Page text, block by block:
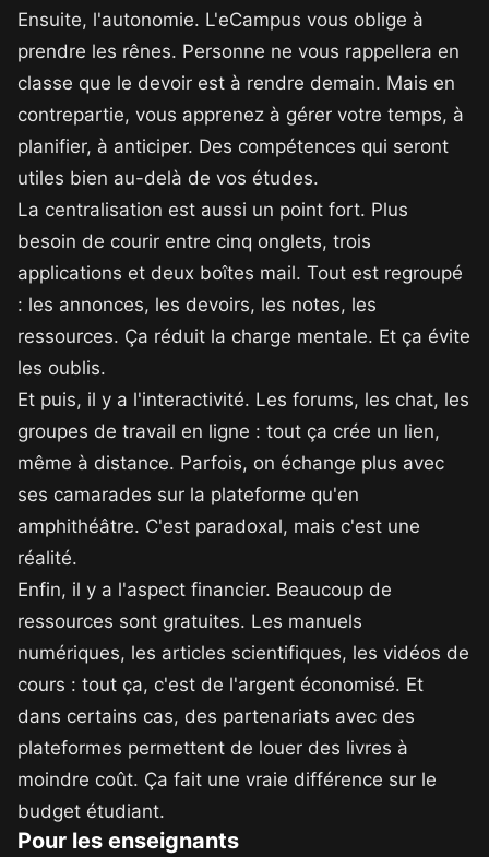
Ensuite, l'autonomie. L'eCampus vous oblige à
prendre les rênes. Personne ne vous rappellera en
classe que le devoir est à rendre demain. Mais en
contrepartie, vous apprenez à gérer votre temps, à
planifier, à anticiper. Des compétences qui seront
utiles bien au-delà de vos études.
La centralisation est aussi un point fort. Plus
besoin de courir entre cinq onglets, trois
applications et deux boîtes mail. Tout est regroupé
: les annonces, les devoirs, les notes, les
ressources. Ça réduit la charge mentale. Et ça évite
les oublis.
Et puis, il y a l'interactivité. Les forums, les chat, les
groupes de travail en ligne : tout ça crée un lien,
même à distance. Parfois, on échange plus avec
ses camarades sur la plateforme qu'en
amphithéâtre. C'est paradoxal, mais c'est une
réalité.
Enfin, il y a l'aspect financier. Beaucoup de
ressources sont gratuites. Les manuels
numériques, les articles scientifiques, les vidéos de
cours : tout ça, c'est de l'argent économisé. Et
dans certains cas, des partenariats avec des
plateformes permettent de louer des livres à
moindre coût. Ça fait une vraie différence sur le
budget étudiant.
Pour les enseignants